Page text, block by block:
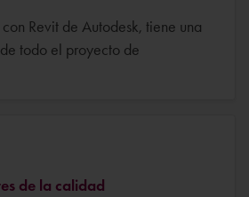
Revit de Autodesk, tiene una
todo el proyecto de
de la calidad